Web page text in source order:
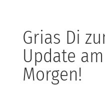
Grias Di
Update
Morgen!